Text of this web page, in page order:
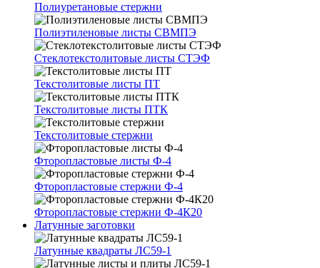
Полиуретановые стержни
Полиэтиленовые листы СВМПЭ
Стеклотекстолитовые листы СТЭФ
Текстолитовые листы ПТ
Текстолитовые листы ПТК
Текстолитовые стержни
Фторопластовые листы Ф-4
Фторопластовые стержни Ф-4
Фторопластовые стержни Ф-4К20
Латунные заготовки
Латунные квадраты ЛС59-1